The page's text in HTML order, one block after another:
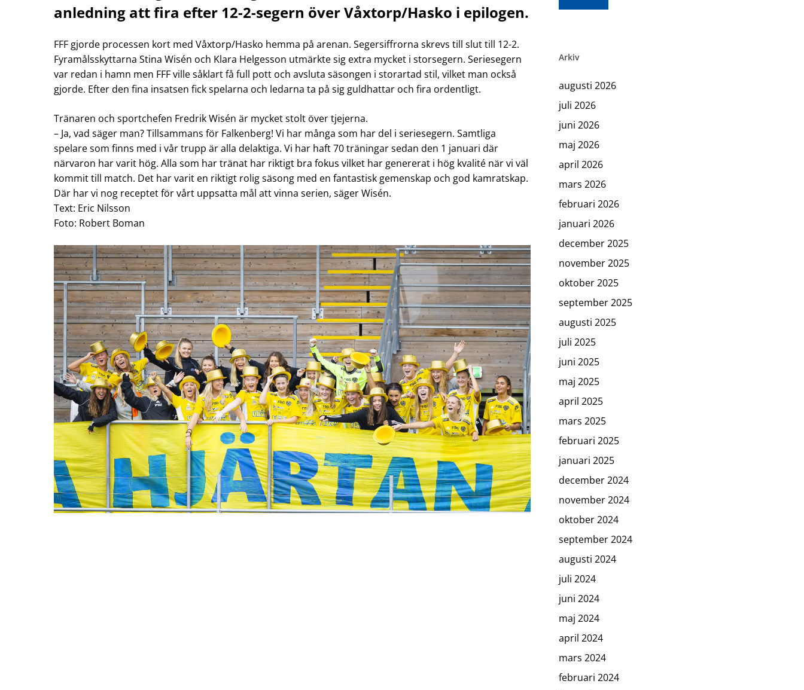
anledning att fira efter 12-2-segern över Våxtorp/Hasko i epilogen.
FFF gjorde processen kort med Våxtorp/Hasko hemma på arenan. Segersiffrorna skrevs till slut till 12-2.
Fyramålsskyttarna Stina Wisén och Klara Helgesson utmärkte sig extra mycket i storsegern. Seriesegern
var redan i hamn men FFF ville såklart få full pott och avsluta säsongen i storartad stil, vilket man också
gjorde. Efter den fina insatsen fick spelarna och ledarna ta på sig guldhattar och fira ordentligt.
Tränaren och sportchefen Fredrik Wisén är mycket stolt över tjejerna.
– Ja, vad säger man? Tillsammans för Falkenberg! Vi har många som har del i seriesegern. Samtliga
spelare som finns med i vår trupp är alla delaktiga. Vi har haft 70 träningar sedan den 1 januari där
närvaron har varit hög. Alla som har tränat har riktigt bra fokus vilket har genererat i hög kvalité när vi väl
kommit till match. Det har varit en riktigt rolig säsong med en fantastisk gemenskap och god kamratskap.
Där har vi nog receptet för vårt uppsatta mål att vinna serien, säger Wisén.
Text: Eric Nilsson
Foto: Robert Boman
Arkiv
augusti 2026
juli 2026
juni 2026
maj 2026
april 2026
mars 2026
februari 2026
januari 2026
december 2025
november 2025
oktober 2025
september 2025
augusti 2025
juli 2025
juni 2025
maj 2025
april 2025
mars 2025
februari 2025
januari 2025
december 2024
november 2024
oktober 2024
september 2024
augusti 2024
juli 2024
juni 2024
maj 2024
april 2024
mars 2024
februari 2024